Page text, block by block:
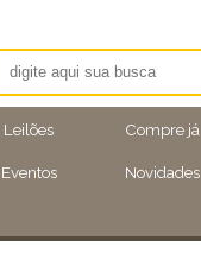
Leilões Compre já
Eventos Novidades